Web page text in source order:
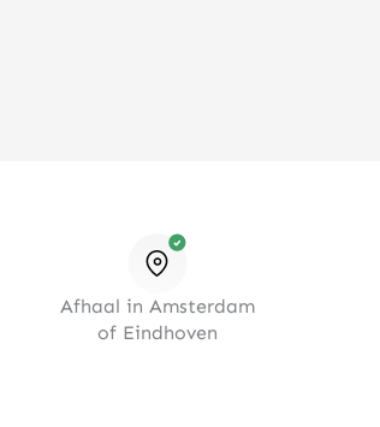
Afhaal in Amsterdam
of Eindhoven